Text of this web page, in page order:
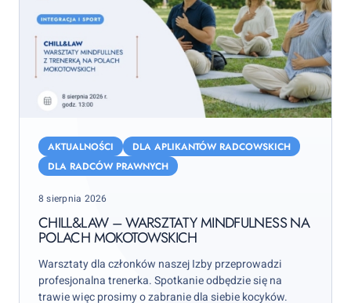
warsztaty
Polach
Mokotowskich
AKTUALNOŚCI
DLA APLIKANTÓW RADCOWSKICH
DLA RADCÓW PRAWNYCH
Posted
8 sierpnia 2026
CHILL&LAW – WARSZTATY MINDFULNESS NA
POLACH MOKOTOWSKICH
Warsztaty dla członków naszej Izby przeprowadzi
profesjonalna trenerka. Spotkanie odbędzie się na
trawie więc prosimy o zabranie dla siebie kocyków.